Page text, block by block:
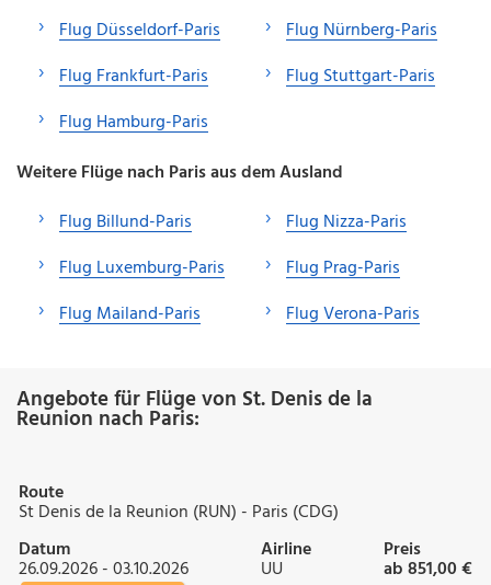
Flug Düsseldorf-Paris
Flug Frankfurt-Paris
Flug Hamburg-Paris
Flug Nürnberg-Paris
Flug Stuttgart-Paris
Weitere Flüge nach Paris aus dem Ausland
Flug Billund-Paris
Flug Luxemburg-Paris
Flug Mailand-Paris
Flug Nizza-Paris
Flug Prag-Paris
Flug Verona-Paris
Angebote für Flüge von St. Denis de la
Reunion nach Paris:
Route
St Denis de la Reunion (RUN) - Paris (CDG)
Datum
26.09.2026 - 03.10.2026
Airline
UU
Preis
ab 851,00 €